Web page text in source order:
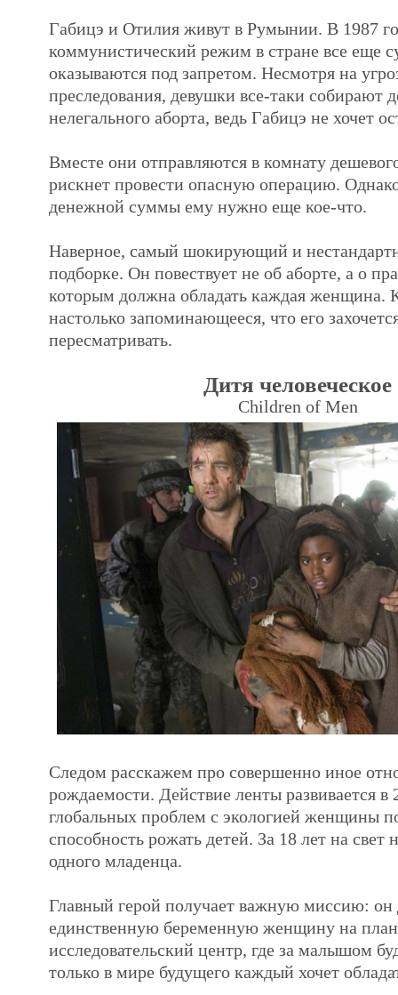
Габицэ и Отилия живут в Румынии. В 1987
коммунистический режим в стране все еще
оказываются под запретом. Несмотря на
преследования, девушки все-таки собирают
нелегального аборта, ведь Габицэ не хочет
Вместе они отправляются в комнату
рискнет провести опасную операцию.
денежной суммы ему нужно еще кое-что.
Наверное, самый шокирующий и
подборке. Он повествует не об аборте, а о
которым должна обладать каждая женщина.
настолько запоминающееся, что его
пересматривать.
Дитя человеческое
Children of Men
Следом расскажем про совершенно иное
рождаемости. Действие ленты развивается в
глобальных проблем с экологией женщины
способность рожать детей. За 18 лет на свет
одного младенца.
Главный герой получает важную миссию: он
единственную беременную женщину на
исследовательский центр, где за малышом
только в мире будущего каждый хочет